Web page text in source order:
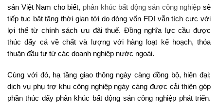
sản Việt Nam cho biết, phân khúc bất động sản công nghiệp sẽ
tiếp tục bật tăng thời gian tới do dòng vốn FDI vẫn tích cực với
lợi thế từ chính sách ưu đãi thuế. Đồng nghĩa lực cầu được
thúc đẩy cả về chất và lượng với hàng loạt kế hoạch, thỏa
thuận đầu tư từ các doanh nghiệp nước ngoài.
Cùng với đó, hạ tầng giao thông ngày càng đồng bộ, hiện đại;
dịch vụ phụ trợ khu công nghiệp ngày càng được cải thiện góp
phần thúc đẩy phân khúc bất động sản công nghiệp phát triển.